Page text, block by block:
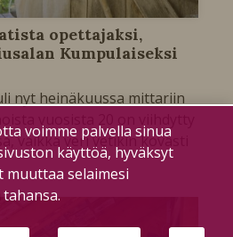
opettajaksi,
Kumpulaiseksi
nyt heinäkuussa mittariin
vaikka veri vetikin kovasti
voimme palvella sinua
käyttöä, hyväksyt
muuttaa selaimesi